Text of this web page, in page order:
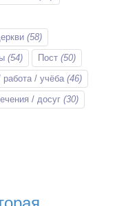
(58)
(54) Пост (50)
/ учёба (46)
/ досуг (30)